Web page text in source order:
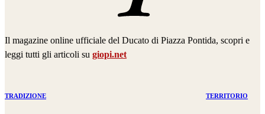
Il magazine online ufficiale del Ducato di Piazza Pontida, scopri e
leggi tutti gli articoli su giopi.net
TRADIZIONE TERRITORIO